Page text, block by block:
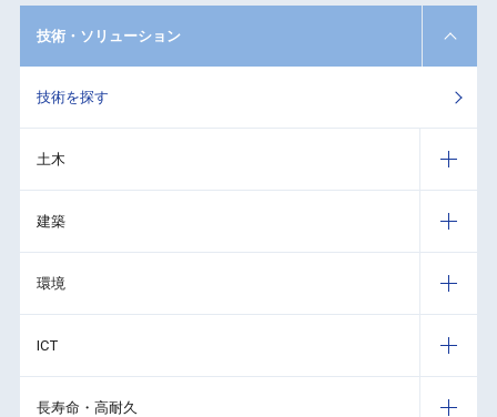
技術・ソリューション
技術を探す
土木
建築
環境
ICT
長寿命・高耐久